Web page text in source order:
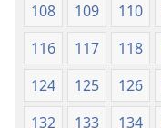
108
109 110
116
117 118
124
125 126
132
133 134